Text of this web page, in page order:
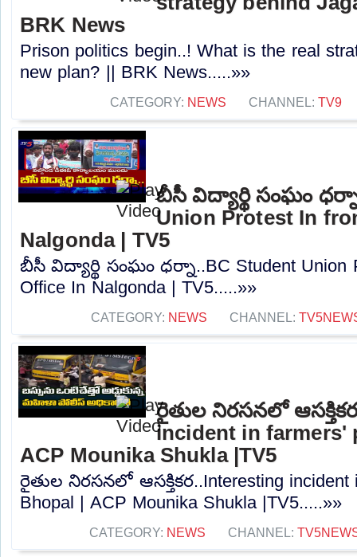
BRK News
Prison politics begin..! What is the real
new plan? || BRK News.....»»
CATEGORY: NEWS CHANNEL: TV9
బీసీ విద్యార్థి సంఘం
Union Protest In
Nalgonda | TV5
బీసీ విద్యార్థి సంఘం ధర్నా..BC Student Union
Office In Nalgonda | TV5.....»»
CATEGORY: NEWS CHANNEL:
రైతుల నిరసనలో
incident in farmers'
ACP Mounika Shukla |TV5
రైతుల నిరసనలో ఆసక్తికర..Interesting incident
Bhopal | ACP Mounika Shukla |TV5.....»»
CATEGORY: NEWS CHANNEL: